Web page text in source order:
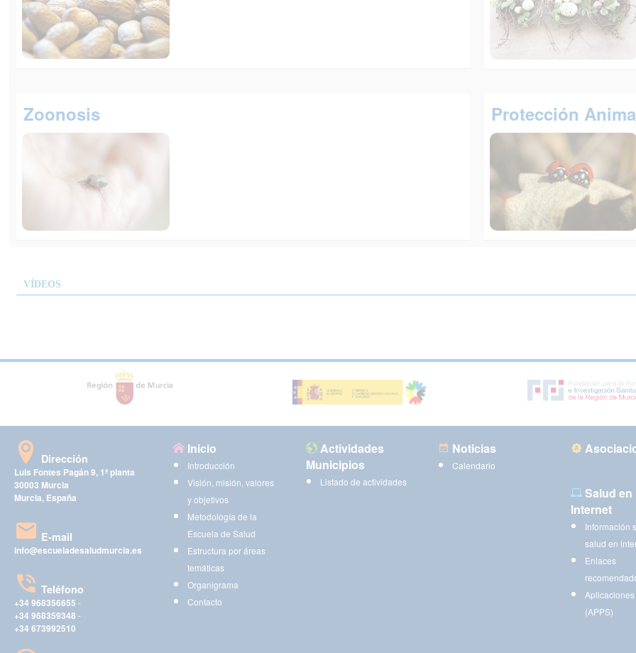
Zoonosis Protección
VÍDEOS
Dirección
Luis Fontes Pagán 9, 1ª planta
30003 Murcia
Murcia, España
E-mail
info@escueladesaludmurcia.es
Teléfono
+34 968356655 -
+34 968359348 -
+34 673992510
Inicio
Introducción
Visión, misión, valores
y objetivos
Metodología de la
Escuela de Salud
Estructura por áreas
temáticas
Organigrama
Contacto
Actividades
Municipios
Listado de actividades
Noticias
Calendario
Salud en
Internet
Información
salud en
Enlaces
(APPS)